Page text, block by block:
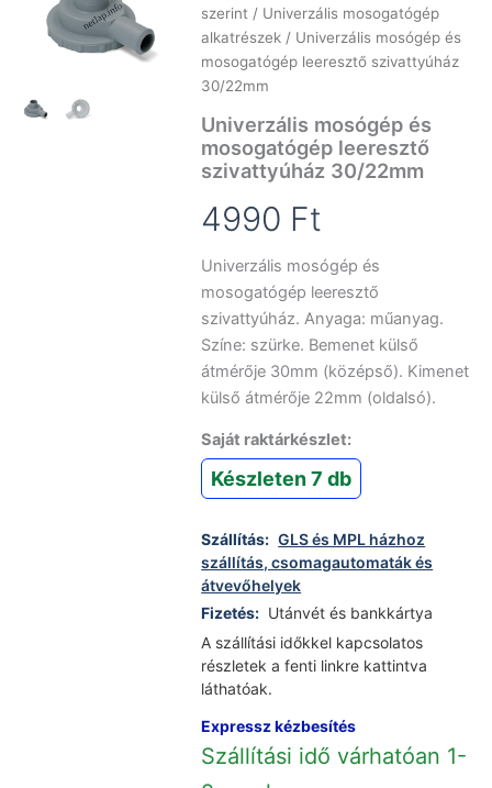
szerint / Univerzális mosogatógép
alkatrészek / Univerzális mosógép és
mosogatógép leeresztő szivattyúház
30/22mm
Univerzális mosógép és
mosogatógép leeresztő
szivattyúház 30/22mm
4990 Ft
Univerzális mosógép és
mosogatógép leeresztő
szivattyúház. Anyaga: műanyag.
Színe: szürke. Bemenet külső
átmérője 30mm (középső). Kimenet
külső átmérője 22mm (oldalsó).
Saját raktárkészlet:
Készleten 7 db
Szállítás: GLS és MPL házhoz
szállítás, csomagautomaták és
átvevőhelyek
Fizetés: Utánvét és bankkártya
A szállítási időkkel kapcsolatos
részletek a fenti linkre kattintva
láthatóak.
Expressz kézbesítés
Szállítási idő várhatóan 1-